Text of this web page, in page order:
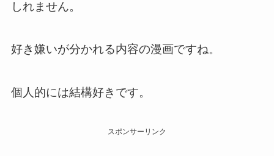
しれません。
好き嫌いが分かれる内容の漫画ですね。
個人的には結構好きです。
スポンサーリンク